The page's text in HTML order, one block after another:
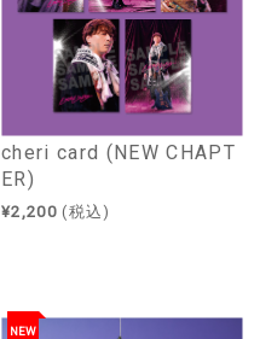
cheri card (NEW CHAPT
ER)
¥2,200 (税込)
NEW